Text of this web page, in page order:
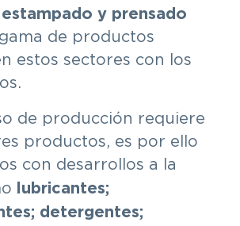
y prensado
de productos
estos sectores con los
de producción requiere
productos, es por ello
con desarrollos a la
lubricantes;
detergentes;